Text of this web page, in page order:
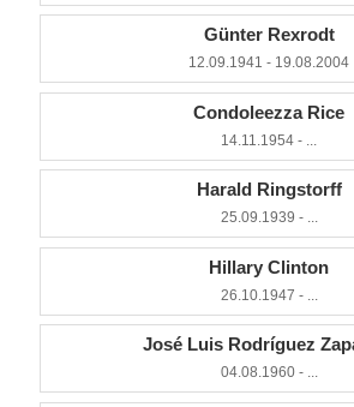
Günter Rexrodt
12.09.1941 - 19.08.2004
Condoleezza Rice
14.11.1954 - ...
Harald Ringstorff
25.09.1939 - ...
Hillary Clinton
26.10.1947 - ...
José Luis Rodríguez
04.08.1960 - ...